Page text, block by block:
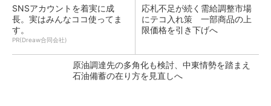
SNSアカウントを着実に成
長。実はみんなココ使ってま
す。
PR(Dreaw合同会社)
応札不足が続く需給調整市場
にテコ入れ策 一部商品の上
限価格を引き下げへ
原油調達先の多角化も検討、中東情勢を踏まえ
石油備蓄の在り方を見直しへ